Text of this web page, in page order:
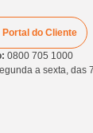
Portal do Cliente
0800 705 1000
a sexta,